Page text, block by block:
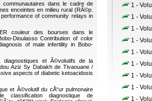
dans le cadre de
enceintes en milieu rural (RÃ©p.
of community relays in
couleur des bourses dans le
Dioulasso Contribution of color
of male infertility in Bobo-
diagnostiques et Ã©volutifs de la
Aziz Sy Dabakh de Tivaouane /
aspects of diabetic ketoacidosis
et Ã©volutif du cÅ“ur pulmonaire
diagnostique de
1 -
1 -
1 -
1 -
1 -
1 -
1 -
1 -
1 -